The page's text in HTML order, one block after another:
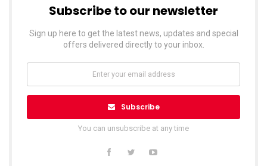
Subscribe to our newsletter
Sign up here to get the latest news, updates and special
offers delivered directly to your inbox.
Subscribe
You can unsubscribe at any time